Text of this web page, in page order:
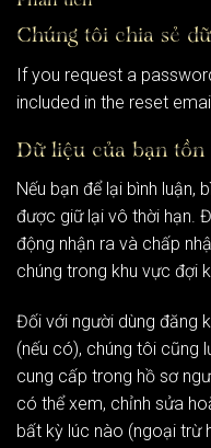
Chúng tôi chia sẻ
If you request a
included in the reset
Dữ liệu của bạn tồn
Nếu bạn để lại bình luận,
được giữ lại vô thời hạn.
động nhận ra và chấp
chúng trong khu vực đợi
Đối với người dùng đăng
(nếu có), chúng tôi cũng
cung cấp trong hồ sơ
có thể xem, chỉnh sửa
bất kỳ lúc nào (ngoại trừ